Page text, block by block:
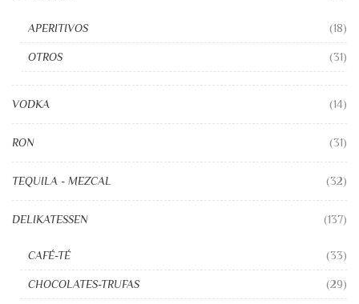
APERITIVOS (18)
OTROS (31)
VODKA (14)
RON (31)
TEQUILA - MEZCAL (32)
DELIKATESSEN (137)
CAFÉ-TÉ (33)
CHOCOLATES-TRUFAS (29)